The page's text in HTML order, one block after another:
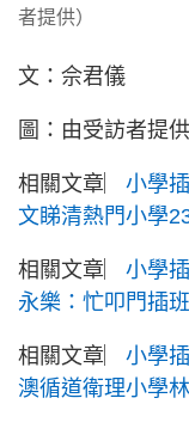
者提供）
文：佘君儀
圖：由受訪者提供
相關文章︳ 小學
文睇清熱門小學
相關文章︳ 小學
永樂：忙叩門插
相關文章︳ 小學
澳循道衛理小學